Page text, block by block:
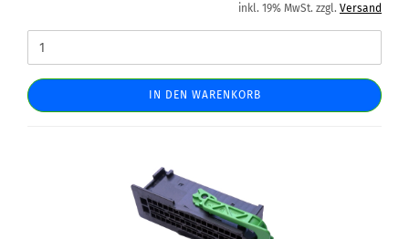
inkl. 19% MwSt. zzgl. Versand
IN DEN WARENKORB